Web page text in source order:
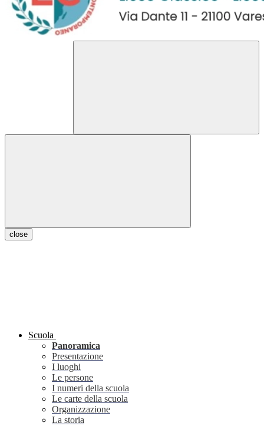
close
Scuola
Panoramica
Presentazione
I luoghi
Le persone
I numeri della scuola
Le carte della scuola
Organizzazione
La storia